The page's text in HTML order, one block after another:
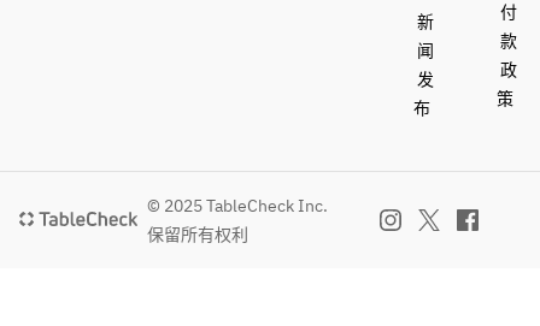
新
闻
发
布
付
款
政
策
© 2025 TableCheck Inc.
保留所有权利